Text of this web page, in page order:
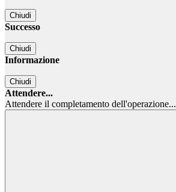
Chiudi
Successo
Chiudi
Informazione
Chiudi
Attendere...
Attendere il completamento dell'operazione...